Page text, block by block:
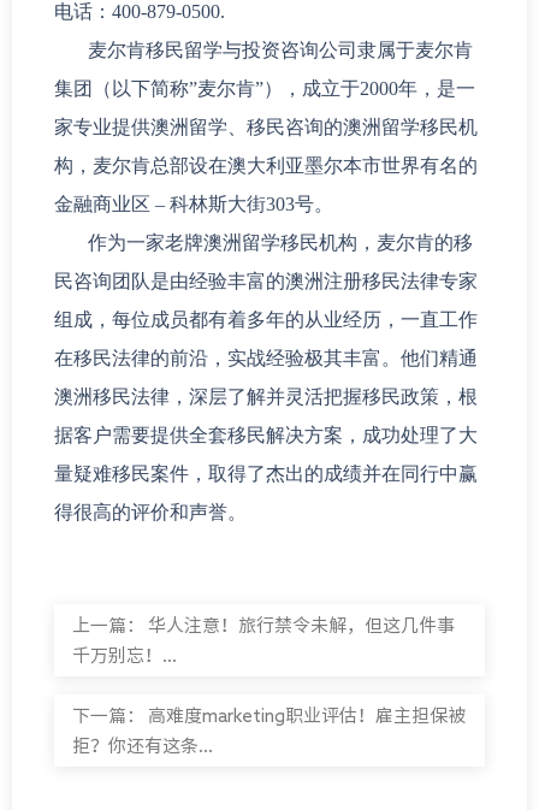
电话：400-879-0500.
麦尔肯移民留学与投资咨询公司隶属于麦尔肯
集团（以下简称”麦尔肯”），成立于2000年，是一
家专业提供澳洲留学、移民咨询的澳洲留学移民机
构，麦尔肯总部设在澳大利亚墨尔本市世界有名的
金融商业区 – 科林斯大街303号。
作为一家老牌澳洲留学移民机构，麦尔肯的移
民咨询团队是由经验丰富的澳洲注册移民法律专家
组成，每位成员都有着多年的从业经历，一直工作
在移民法律的前沿，实战经验极其丰富。他们精通
澳洲移民法律，深层了解并灵活把握移民政策，根
据客户需要提供全套移民解决方案，成功处理了大
量疑难移民案件，取得了杰出的成绩并在同行中赢
得很高的评价和声誉。
上一篇： 华人注意！旅行禁令未解，但这几件事
千万别忘！...
下一篇： 高难度marketing职业评估！雇主担保被
拒？你还有这条...